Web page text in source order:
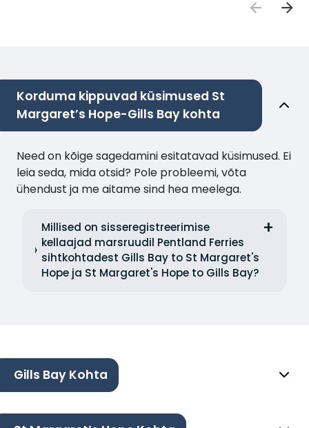
Korduma kippuvad küsimused St
Margaret’s Hope-Gills Bay kohta
Need on kõige sagedamini esitatavad küsimused. Ei
leia seda, mida otsid? Pole probleemi, võta
ühendust ja me aitame sind hea meelega.
Millised on sisseregistreerimise
kellaajad marsruudil Pentland Ferries
sihtkohtadest Gills Bay to St Margaret's
Hope ja St Margaret's Hope to Gills Bay?
Gills Bay Kohta